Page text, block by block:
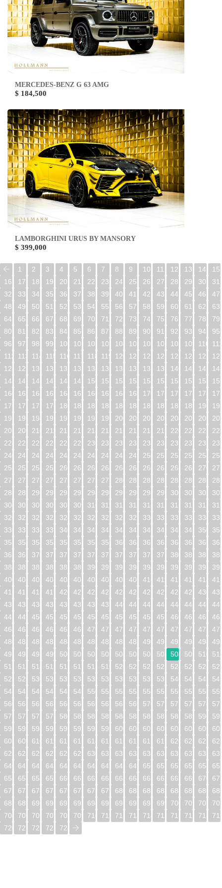
MERCEDES-BENZ G 63 AMG
$ 184,500
LAMBORGHINI URUS BY MANSORY
$ 399,000
1 2 3 4 5 6 7 8 9 10 11 12 13 14
15
16
17 18 19 20 21 22 23 24 25 26 27 28 29 30
31
32
33 34 35 36 37 38 39 40 41 42 43 44 45 46
47
48
49 50 51 52 53 54 55 56 57 58 59 60 61 62
63
64
65 66 67 68 69 70 71 72 73 74 75 76 77 78
79
80
81 82 83 84 85 86 87 88 89 90 91 92 93 94
95
96
97 98 99 100 101 102 103 104 105 106 107 108 109 110
112
113 114 115 116 117 118 119 120 121 122 123 124 125 126
128
129 130 131 132 133 134 135 136 137 138 139 140 141 142
144
145 146 147 148 149 150 151 152 153 154 155 156 157 158
160
161 162 163 164 165 166 167 168 169 170 171 172 173 174
176
177 178 179 180 181 182 183 184 185 186 187 188 189 190
192
193 194 195 196 197 198 199 200 201 202 203 204 205 206
208
209 210 211 212 213 214 215 216 217 218 219 220 221 222
224
225 226 227 228 229 230 231 232 233 234 235 236 237 238
240
241 242 243 244 245 246 247 248 249 250 251 252 253 254
256
257 258 259 260 261 262 263 264 265 266 267 268 269 270
272
273 274 275 276 277 278 279 280 281 282 283 284 285 286
288
289 290 291 292 293 294 295 296 297 298 299 300 301 302
304
305 306 307 308 309 310 311 312 313 314 315 316 317 318
320
321 322 323 324 325 326 327 328 329 330 331 332 333 334
336
337 338 339 340 341 342 343 344 345 346 347 348 349 350
352
353 354 355 356 357 358 359 360 361 362 363 364 365 366
368
369 370 371 372 373 374 375 376 377 378 379 380 381 382
384
385 386 387 388 389 390 391 392 393 394 395 396 397 398
400
401 402 403 404 405 406 407 408 409 410 411 412 413 414
416
417 418 419 420 421 422 423 424 425 426 427 428 429 430
432
433 434 435 436 437 438 439 440 441 442 443 444 445 446
448
449 450 451 452 453 454 455 456 457 458 459 460 461 462
464
465 466 467 468 469 470 471 472 473 474 475 476 477 478
480
481 482 483 484 485 486 487 488 489 490 491 492 493 494
496
497 498 499 500 501 502 503 504 505 506 507 508 509 510
512
513 514 515 516 517 518 519 520 521 522 523 524 525 526
528
529 530 531 532 533 534 535 536 537 538 539 540 541 542
544
545 546 547 548 549 550 551 552 553 554 555 556 557 558
560
561 562 563 564 565 566 567 568 569 570 571 572 573 574
576
577 578 579 580 581 582 583 584 585 586 587 588 589 590
592
593 594 595 596 597 598 599 600 601 602 603 604 605 606
608
609 610 611 612 613 614 615 616 617 618 619 620 621 622
624
625 626 627 628 629 630 631 632 633 634 635 636 637 638
640
641 642 643 644 645 646 647 648 649 650 651 652 653 654
656
657 658 659 660 661 662 663 664 665 666 667 668 669 670
672
673 674 675 676 677 678 679 680 681 682 683 684 685 686
688
689 690 691 692 693 694 695 696 697 698 699 700 701 702
704
705 706 707 708 709 710 711 712 713 714 715 716 717 718
720
721 722 723 724